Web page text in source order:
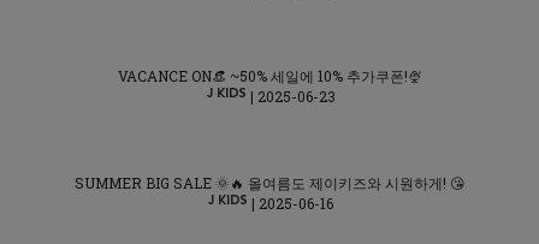
VACANCE ON👒 ~50% 세일에 10% 추가쿠폰!🍨
| 2025-06-23
SUMMER BIG SALE 🌞🔥 올여름도 제이키즈와 시원하게! 😘
| 2025-06-16